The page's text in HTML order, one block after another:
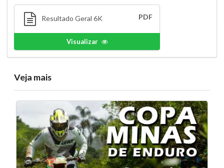
Resultado Geral 6K PDF
Visualizar
Veja mais